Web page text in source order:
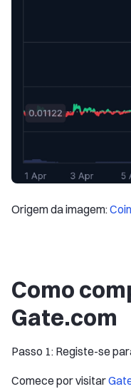
Origem da imagem:
Como
Gate.com
Passo 1: Registe-se
Comece por visitar